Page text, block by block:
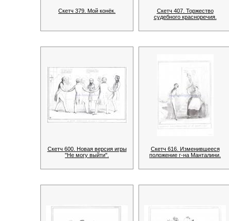
Скетч 379. Мой конёк.
Скетч 407. Торжество
судебного красноречия.
Скетч 600. Новая версия игры
"Не могу выйти".
Скетч 616. Изменившееся
положение г-на Манталини.